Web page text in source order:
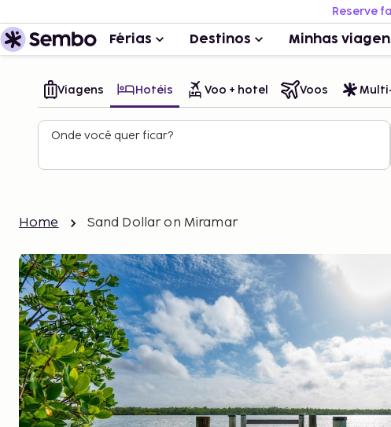
Reserve
Férias Destinos Minhas
Viagens Hotéis Voo + hotel Voos
Onde você quer ficar?
Home Sand Dollar on Miramar